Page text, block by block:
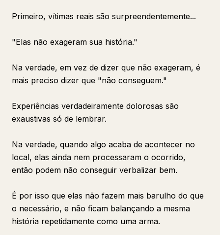
Primeiro, vítimas reais são surpreendentemente...
"Elas não exageram sua história."
Na verdade, em vez de dizer que não exageram, é
mais preciso dizer que "não conseguem."
Experiências verdadeiramente dolorosas são
exaustivas só de lembrar.
Na verdade, quando algo acaba de acontecer no
local, elas ainda nem processaram o ocorrido,
então podem não conseguir verbalizar bem.
É por isso que elas não fazem mais barulho do que
o necessário, e não ficam balançando a mesma
história repetidamente como uma arma.